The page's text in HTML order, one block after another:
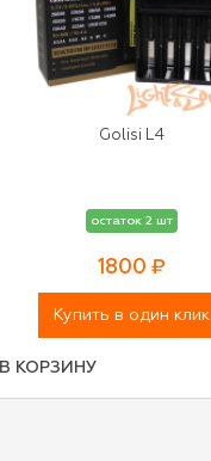
Golisi L4
остаток 2 шт
1800 ₽
Купить в один клик
В КОРЗИНУ